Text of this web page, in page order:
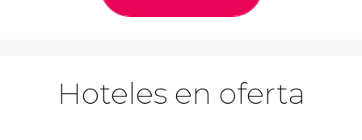
Hoteles en oferta